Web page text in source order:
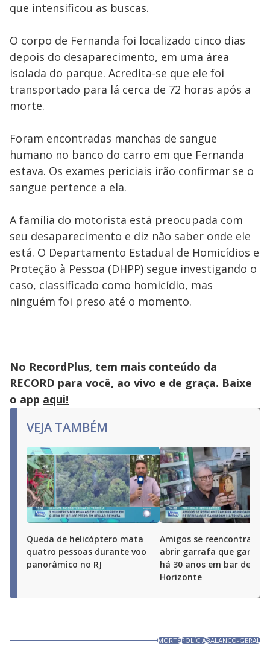
que intensificou as buscas.
O corpo de Fernanda foi localizado cinco dias
depois do desaparecimento, em uma área
isolada do parque. Acredita-se que ele foi
transportado para lá cerca de 72 horas após a
morte.
Foram encontradas manchas de sangue
humano no banco do carro em que Fernanda
estava. Os exames periciais irão confirmar se o
sangue pertence a ela.
A família do motorista está preocupada com
seu desaparecimento e diz não saber onde ele
está. O Departamento Estadual de Homicídios e
Proteção à Pessoa (DHPP) segue investigando o
caso, classificado como homicídio, mas
ninguém foi preso até o momento.
No RecordPlus, tem mais conteúdo da
RECORD para você, ao vivo e de graça. Baixe
o app aqui!
VEJA TAMBÉM
Queda de helicóptero mata
quatro pessoas durante voo
panorâmico no RJ
Amigos se reencontram
abrir garrafa que
há 30 anos em bar de
Horizonte
MORTEPOLÍCIABALANCO-GERAL